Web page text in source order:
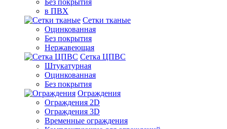
Без покрытия
в ПВХ
Сетки тканые
Оцинкованная
Без покрытия
Нержавеющая
Сетка ЦПВС
Штукатурная
Оцинкованная
Без покрытия
Ограждения
Ограждения 2D
Ограждения 3D
Временные ограждения